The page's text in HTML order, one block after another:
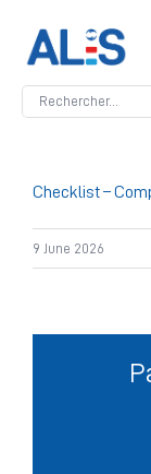
content
Search
Accueil
ALIS
Antidopage
Checklist –
9 June 2026